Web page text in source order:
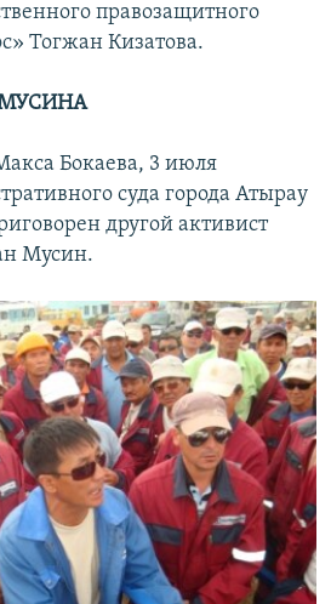
правозащитного
Тогжан Кизатова.
Бокаева, 3 июля
суда города Атырау
другой активист
Мусин.